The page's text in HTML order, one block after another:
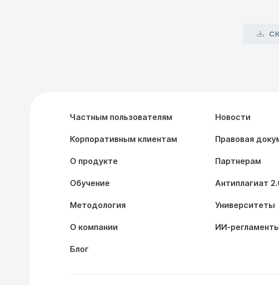
Частным пользователям
Корпоративным клиентам
О продукте
Обучение
Методология
О компании
Блог
Новости
Правовая
Партнерам
Антиплагиат
Университеты
ИИ-